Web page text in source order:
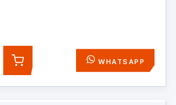
AGREGAR WHATSAPP